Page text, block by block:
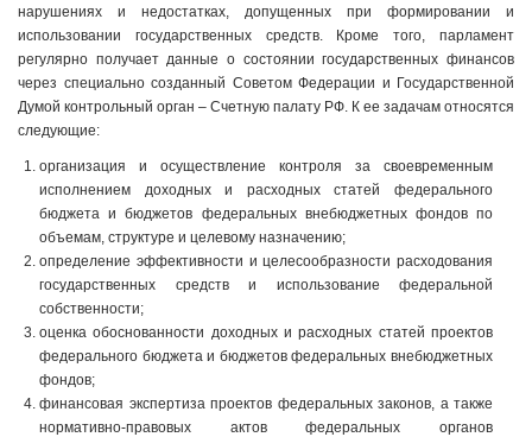
нарушениях и недостатках, допущенных при формировании и
использовании государственных средств. Кроме того, парламент
регулярно получает данные о состоянии государственных финансов
через специально созданный Советом Федерации и Государственной
Думой контрольный орган – Счетную палату РФ. К ее задачам относятся
следующие:
организация и осуществление контроля за своевременным
исполнением доходных и расходных статей федерального
бюджета и бюджетов федеральных внебюджетных фондов по
объемам, структуре и целевому назначению;
определение эффективности и целесообразности расходования
государственных средств и использование федеральной
собственности;
оценка обоснованности доходных и расходных статей проектов
федерального бюджета и бюджетов федеральных внебюджетных
фондов;
финансовая экспертиза проектов федеральных законов, а также
нормативно-правовых актов федеральных органов